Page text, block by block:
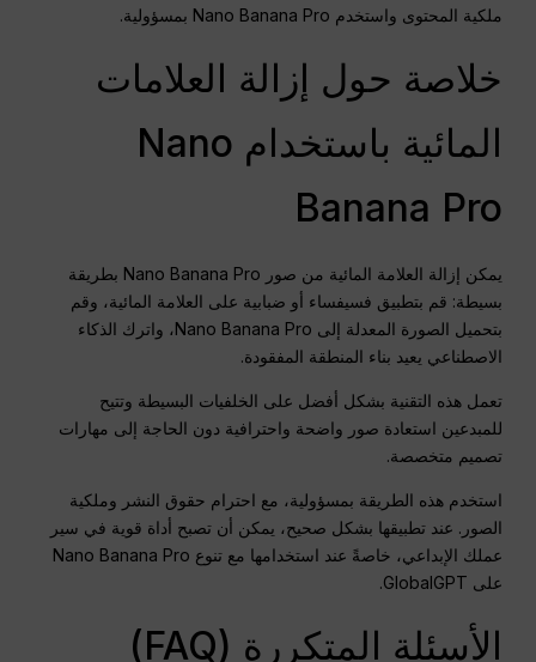
ملكية المحتوى واستخدم Nano Banana Pro بمسؤولية.
خلاصة حول إزالة العلامات
المائية باستخدام Nano
Banana Pro
يمكن إزالة العلامة المائية من صور Nano Banana Pro بطريقة
بسيطة: قم بتطبيق فسيفساء أو ضبابية على العلامة المائية، وقم
بتحميل الصورة المعدلة إلى Nano Banana Pro، واترك الذكاء
الاصطناعي يعيد بناء المنطقة المفقودة.
تعمل هذه التقنية بشكل أفضل على الخلفيات البسيطة وتتيح
للمبدعين استعادة صور واضحة واحترافية دون الحاجة إلى مهارات
تصميم متخصصة.
استخدم هذه الطريقة بمسؤولية، مع احترام حقوق النشر وملكية
الصور. عند تطبيقها بشكل صحيح، يمكن أن تصبح أداة قوية في سير
عملك الإبداعي، خاصةً عند استخدامها مع تنوع Nano Banana Pro
على GlobalGPT.
الأسئلة المتكررة (FAQ)